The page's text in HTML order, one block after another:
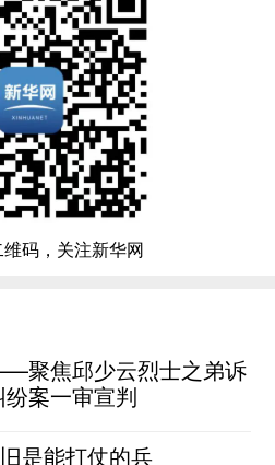
码，关注新华网
聚焦邱少云烈士之弟诉
案一审宣判
旧是能打仗的兵